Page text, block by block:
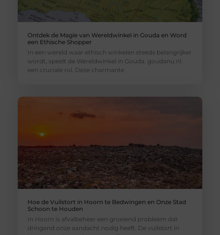
Ontdek de Magie van Wereldwinkel in Gouda en Word
een Ethische Shopper
In een wereld waar ethisch winkelen steeds belangrijker
wordt, speelt de Wereldwinkel in Gouda. goudanu.nl.
een cruciale rol. Deze charmante
Hoe de Vuilstort in Hoorn te Bedwingen en Onze Stad
Schoon te Houden
In Hoorn is afvalbeheer een groeiend probleem dat
dringend onze aandacht nodig heeft. De vuilstort in